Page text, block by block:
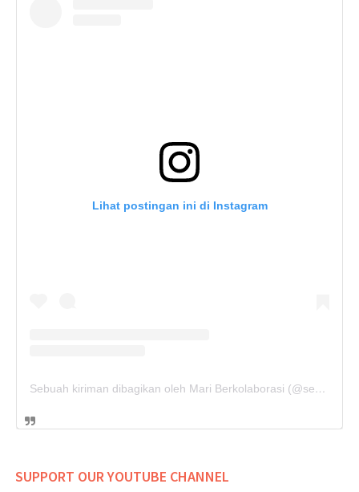
Lihat postingan ini di Instagram
Sebuah kiriman dibagikan oleh Mari Berkolaborasi (@seminarhunters)
SUPPORT OUR YOUTUBE CHANNEL